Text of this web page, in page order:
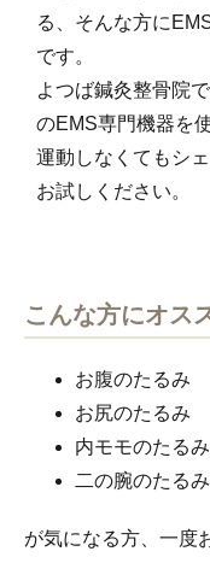
る、そんな方に
です。
よつば鍼灸整骨院
のEMS専門機器を
運動しなくてもシ
お試しください。
こんな方にオス
お腹のたるみ
お尻のたるみ
内モモのたるみ
二の腕のたるみ
が気になる方、一度